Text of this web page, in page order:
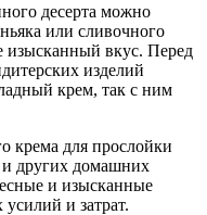
десерта можно
или сливочного
изысканный вкус. Перед
изделий
крем, так с ним
крема для прослойки
и других домашних
и изысканные
и затрат.